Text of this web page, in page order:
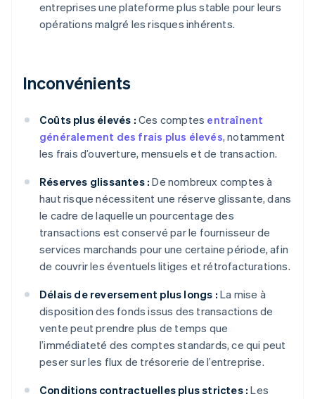
entreprises une plateforme plus stable pour leurs
opérations malgré les risques inhérents.
Inconvénients
Coûts plus élevés : Ces comptes entraînent
généralement des frais plus élevés, notamment
les frais d’ouverture, mensuels et de transaction.
Réserves glissantes : De nombreux comptes à
haut risque nécessitent une réserve glissante, dans
le cadre de laquelle un pourcentage des
transactions est conservé par le fournisseur de
services marchands pour une certaine période, afin
de couvrir les éventuels litiges et rétrofacturations.
Délais de reversement plus longs : La mise à
disposition des fonds issus des transactions de
vente peut prendre plus de temps que
l’immédiateté des comptes standards, ce qui peut
peser sur les flux de trésorerie de l’entreprise.
Conditions contractuelles plus strictes : Les